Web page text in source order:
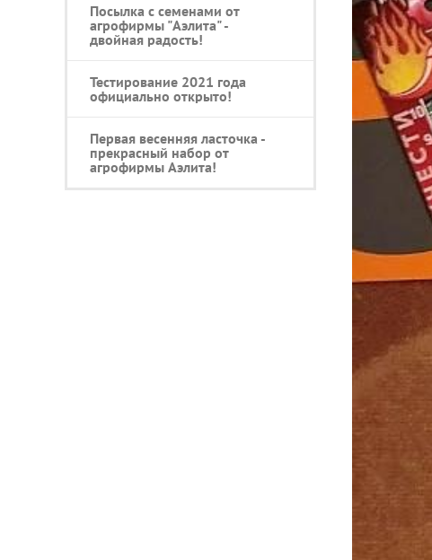
Посылка с семенами от
агрофирмы "Аэлита" -
двойная радость!
Тестирование 2021 года
официально открыто!
Первая весенняя ласточка -
прекрасный набор от
агрофирмы Аэлита!